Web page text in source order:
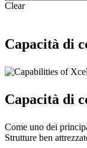
Clear
Capacità di
Capacità di
Come uno dei
Strutture ben